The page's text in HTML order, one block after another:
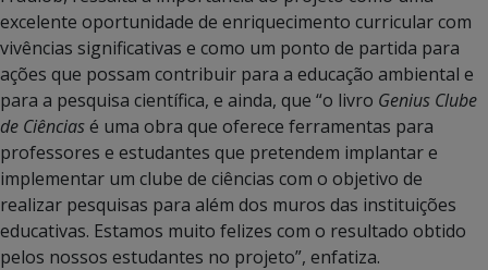
excelente oportunidade de enriquecimento curricular com
vivências significativas e como um ponto de partida para
ações que possam contribuir para a educação ambiental e
para a pesquisa científica, e ainda, que “o livro Genius Clube
de Ciênciasé uma obra que oferece ferramentas para
professores e estudantes que pretendem implantar e
implementar um clube de ciências com o objetivo de
realizar pesquisas para além dos muros das instituições
educativas. Estamos muito felizes com o resultado obtido
pelos nossos estudantes no projeto”, enfatiza.